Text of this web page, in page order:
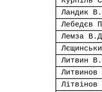
Ландик
Лебедєв
Лемза
Литвин